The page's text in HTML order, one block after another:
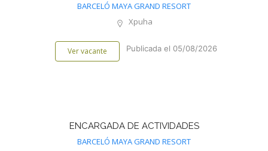
BARCELÓ MAYA GRAND RESORT
Xpuha
Ver vacante Publicada el 05/08/2026
ENCARGADA DE ACTIVIDADES
BARCELÓ MAYA GRAND RESORT